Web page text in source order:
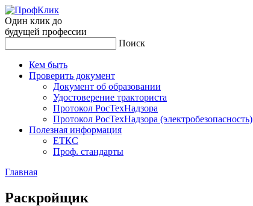
Один клик до
будущей профессии
Поиск
Кем быть
Проверить документ
Документ об образовании
Удостоверение тракториста
Протокол РосТехНадзора
Протокол РосТехНадзора (электробезопасность)
Полезная информация
ЕТКС
Проф. стандарты
Главная
Рас­крой­щик